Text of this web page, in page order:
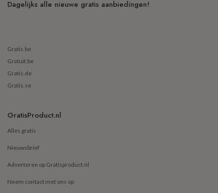
Dagelijks alle nieuwe gratis aanbiedingen!
Gratis.be
Gratuit.be
Gratis.de
Gratis.se
GratisProduct.nl
Alles gratis
Nieuwsbrief
Adverteren op Gratisproduct.nl
Neem contact met ons op